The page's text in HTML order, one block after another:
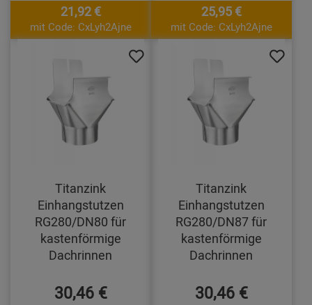
21,92 €
mit Code: CxLyh2Ajne
25,95 €
mit Code: CxLyh2Ajne
Titanzink
Einhangstutzen
RG280/DN80 für
kastenförmige
Dachrinnen
30,46 €
Titanzink
Einhangstutzen
RG280/DN87 für
kastenförmige
Dachrinnen
30,46 €